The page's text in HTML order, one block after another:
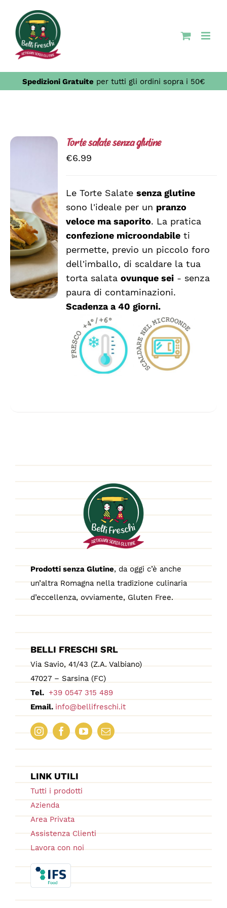
contenuto
Spedizioni Gratuiteper tutti gli ordini sopra i 50€
SCEGLI
QUESTO
PRODOTTO
HA
PIÙ
VARIANTI.
OPZIONI
POSSONO
PRODOTTO
/
DETTAGLI
Torte salate senza glutine
€6.99
Le Torte Salatesenza glutine
sono l'ideale per un pranzo
veloce ma saporito. La pratica
confezione microondabile ti
permette, previo un piccolo foro
dell'imballo, di scaldare la tua
torta salataovunque sei - senza
paura di contaminazioni.
Scadenza a 40 giorni.
Prodotti senza Glutine, da oggi c’è anche
un’altra Romagna nella tradizione culinaria
d’eccellenza, ovviamente, Gluten Free.
BELLI FRESCHI SRL
Via Savio, 41/43 (Z.A. Valbiano)
47027 – Sarsina (FC)
Tel. +39 0547 315 489
Email. info@bellifreschi.it
LINK UTILI
Tutti i prodotti
Azienda
Area Privata
Assistenza Clienti
Lavora con noi